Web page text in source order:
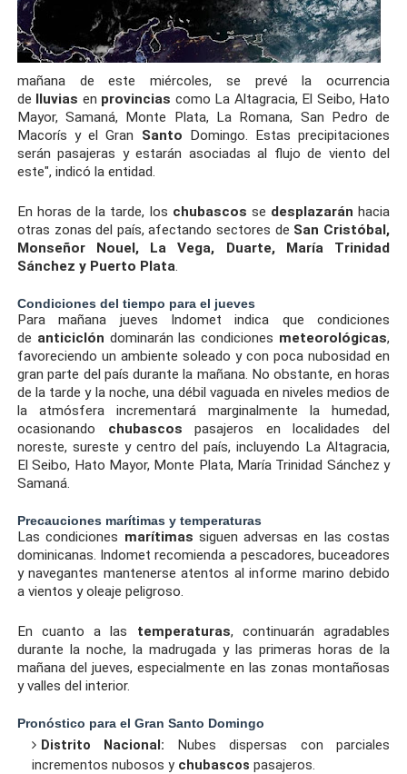
mañana de este miércoles, se prevé la ocurrencia
de lluvias en provincias como La Altagracia, El Seibo, Hato
Mayor, Samaná, Monte Plata, La Romana, San Pedro de
Macorís y el Gran Santo Domingo. Estas precipitaciones
serán pasajeras y estarán asociadas al flujo de viento del
este", indicó la entidad.
En horas de la tarde, los chubascos se desplazarán hacia
otras zonas del país, afectando sectores de San Cristóbal,
Monseñor Nouel, La Vega, Duarte, María Trinidad
Sánchez y Puerto Plata
Condiciones del tiempo para el jueves
Para mañana jueves Indomet indica que condiciones
de anticiclón dominarán las condiciones meteorológicas,
favoreciendo un ambiente soleado y con poca nubosidad en
gran parte del país durante la mañana. No obstante, en horas
de la tarde y la noche, una débil vaguada en niveles medios de
la atmósfera incrementará marginalmente la humedad,
ocasionando chubascos pasajeros en localidades del
noreste, sureste y centro del país, incluyendo La Altagracia,
El Seibo, Hato Mayor, Monte Plata, María Trinidad Sánchez y
Samaná.
Precauciones marítimas y temperaturas
Las condiciones marítimas siguen adversas en las costas
dominicanas. Indomet recomienda a pescadores, buceadores
y navegantes mantenerse atentos al informe marino debido
a vientos y oleaje peligroso.
En cuanto a las temperaturas, continuarán agradables
durante la noche, la madrugada y las primeras horas de la
mañana del jueves, especialmente en las zonas montañosas
y valles del interior.
Pronóstico para el Gran Santo Domingo
Distrito Nacional: Nubes dispersas con parciales
incrementos nubosos y chubascos pasajeros.